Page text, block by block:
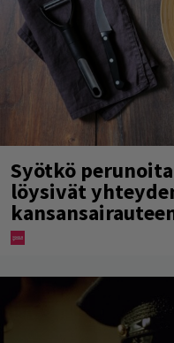
Syötkö
löysivät